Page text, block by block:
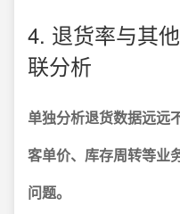
4. 退货率与其
联分析
单独分析退货数据远远
客单价、库存周转等业
问题。